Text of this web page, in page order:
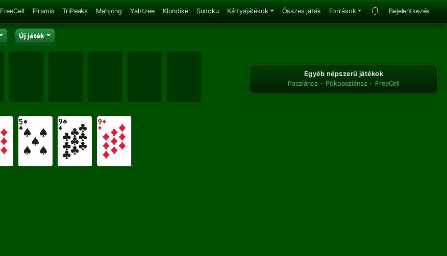
FreeCell Piramis TriPeaks Mahjong Yahtzee Klondike Sudoku Kártyajátékok Összes játék Források Bejelentkezés
Új játék
Egyéb népszerű játékok
Pasziánsz · Pókpasziánsz · FreeCell